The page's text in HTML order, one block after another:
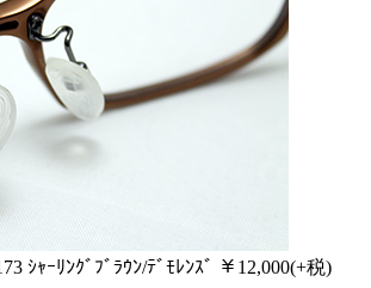
ｼｬｰﾘﾝｸﾞﾌﾞﾗｳﾝ/ﾃﾞﾓﾚﾝｽﾞ ￥12,000(+税)